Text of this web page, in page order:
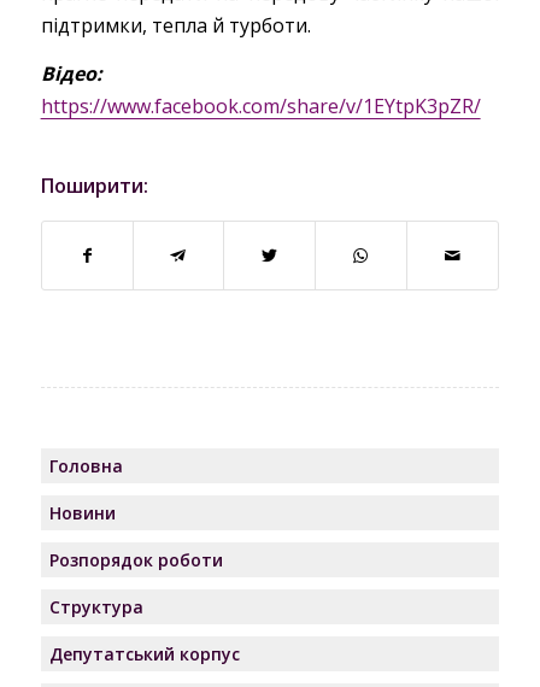
підтримки, тепла й турботи.
Відео:
https://www.facebook.com/share/v/1EYtpK3pZR/
Поширити:
Головна
Новини
Розпорядок роботи
Структура
Депутатський корпус